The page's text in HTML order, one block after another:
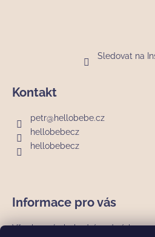
Sledovat na
Kontakt
petr@hellobebe.cz
hellobebecz
hellobebecz
Informace pro vás
Všeobecné obchodní podmínky